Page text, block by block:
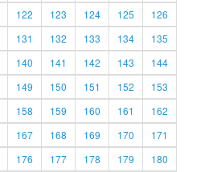
122 123 124 125
126
131 132 133 134
135
140 141 142 143
144
149 150 151 152
153
158 159 160 161
162
167 168 169 170
171
176 177 178 179
180